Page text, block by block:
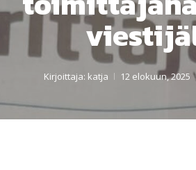
Kirjoittaja: katja 12 elokuun, 2025